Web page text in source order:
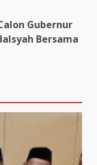
Gubernur
Bersama